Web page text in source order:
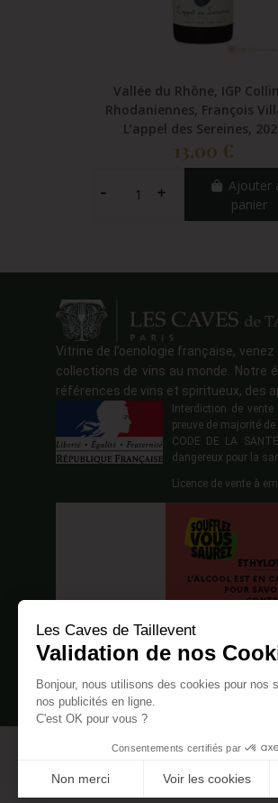
Vallée du Rhône, IGP
Rhodaniennes, François
L’appel des Sereines,
13,00 €
Ajouter
panier
Vitrine de l’oenologie française,
collections de vins au monde. Notre
références de vins et spiritueux, des
Interdiction de
preuve de majorité
CODE DE LA
dangereux pour la
Licence de vente à
Les Caves de Taillevent
Validation de nos
Bonjour, nous utilisons des cookies pour nos
nos publicités en ligne.
C'est OK pour vous ?
Consentements certifiés par
Non merci Voir les cookies